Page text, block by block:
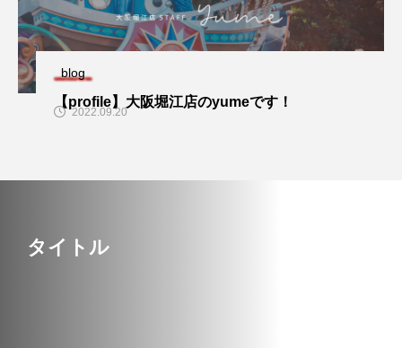
blog
【profile】大阪堀江店のyumeです！
2022.09.20
タイトル